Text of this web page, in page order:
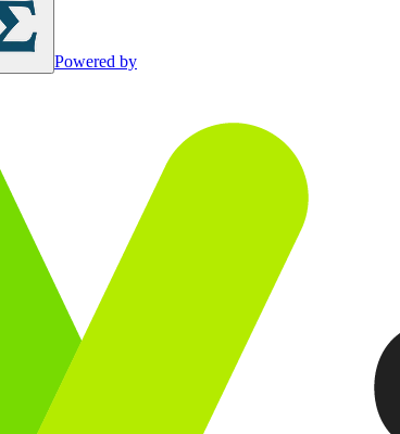
Powered by